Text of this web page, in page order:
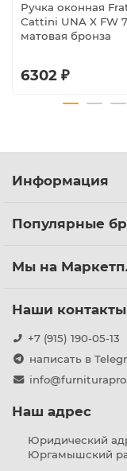
Ручка оконная
Cattini UNA X FW
матовая бронза
6302 ₽
Информация
Популярные
Мы на
Наши контакты
+7 (915) 190-05-13
написать в
Наш адрес
Юридический
Юргамышский